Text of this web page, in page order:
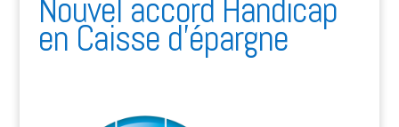
Nouvel accord Handicap
en Caisse d’épargne